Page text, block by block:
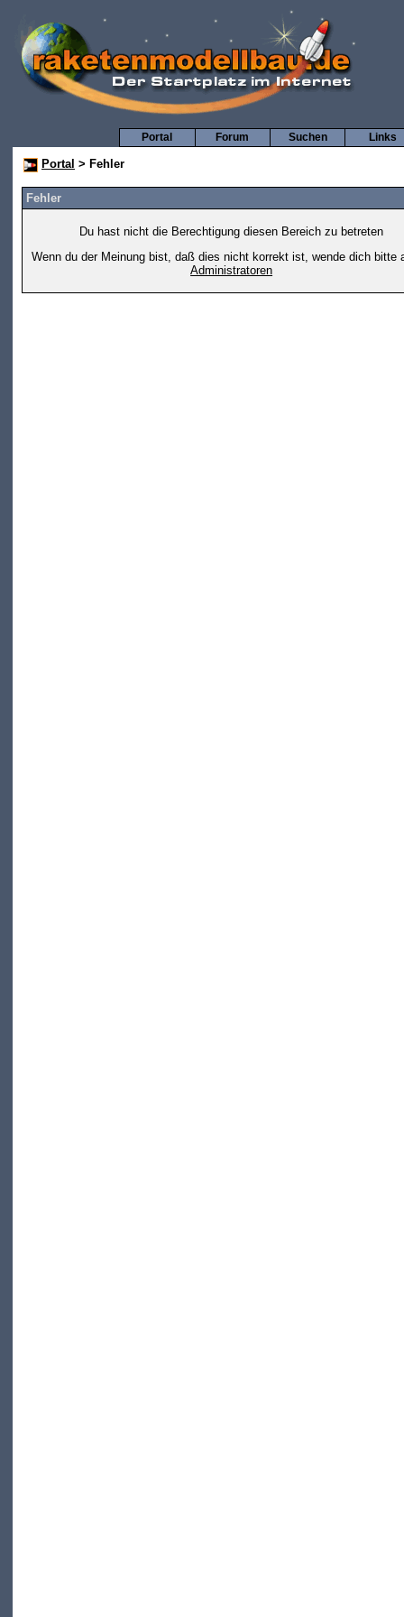
Links
Suchen
Forum
Portal
Portal > Fehler
Fehler
Du hast nicht die Berechtigung diesen Bereich zu betreten
Wenn du der Meinung bist, daß dies nicht korrekt ist, wende dich bitte
Administratoren